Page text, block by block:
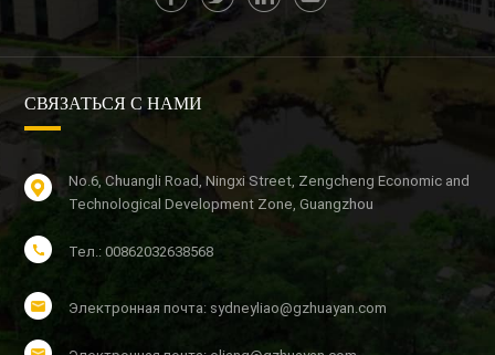
СВЯЗАТЬСЯ С НАМИ
No.6, Chuangli Road, Ningxi Street, Zengcheng Economic and
Technological Development Zone, Guangzhou
Тел.: 00862032638568
Электронная почта: sydneyliao@gzhuayan.com